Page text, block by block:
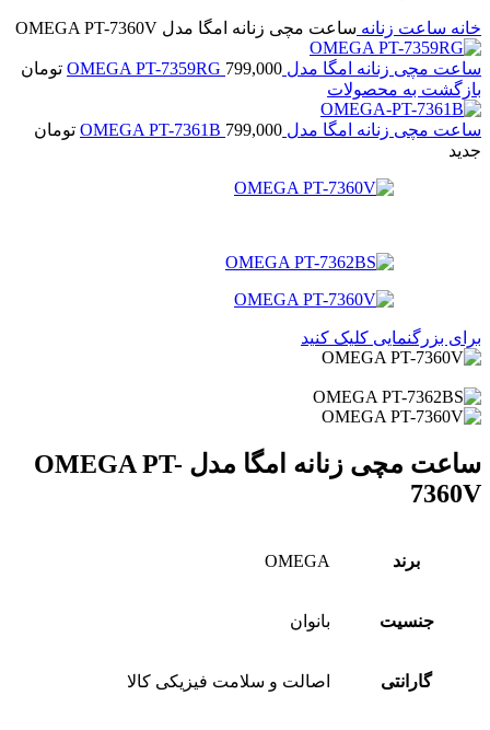
خانه ساعت زنانه ساعت مچی زنانه امگا مدل OMEGA PT-7360V
ساعت مچی زنانه امگا مدل OMEGA PT-7359RG 799,000
تومان
بازگشت به محصولات
ساعت مچی زنانه امگا مدل OMEGA PT-7361B 799,000
تومان
جدید
برای بزرگنمایی کلیک کنید
ساعت مچی زنانه امگا مدل OMEGA PT-
7360V
برند OMEGA
جنسیت بانوان
گارانتی اصالت و سلامت فیزیکی کالا